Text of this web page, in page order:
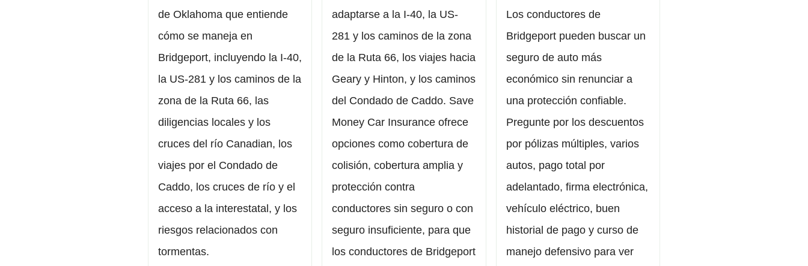
de Oklahoma que entiende
cómo se maneja en
Bridgeport, incluyendo la I-40,
la US-281 y los caminos de la
zona de la Ruta 66, las
diligencias locales y los
cruces del río Canadian, los
viajes por el Condado de
Caddo, los cruces de río y el
acceso a la interestatal, y los
riesgos relacionados con
tormentas.
adaptarse a la I-40, la US-
281 y los caminos de la zona
de la Ruta 66, los viajes hacia
Geary y Hinton, y los caminos
del Condado de Caddo. Save
Money Car Insurance ofrece
opciones como cobertura de
colisión, cobertura amplia y
protección contra
conductores sin seguro o con
seguro insuficiente, para que
los conductores de Bridgeport
Los conductores de
Bridgeport pueden buscar un
seguro de auto más
económico sin renunciar a
una protección confiable.
Pregunte por los descuentos
por pólizas múltiples, varios
autos, pago total por
adelantado, firma electrónica,
vehículo eléctrico, buen
historial de pago y curso de
manejo defensivo para ver